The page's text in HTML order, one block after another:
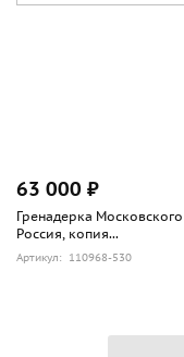
63 000 ₽
Гренадерка
Россия, копия...
Артикул: 110968-530